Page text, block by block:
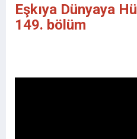
Eşkıya Dünyaya
149. bölüm